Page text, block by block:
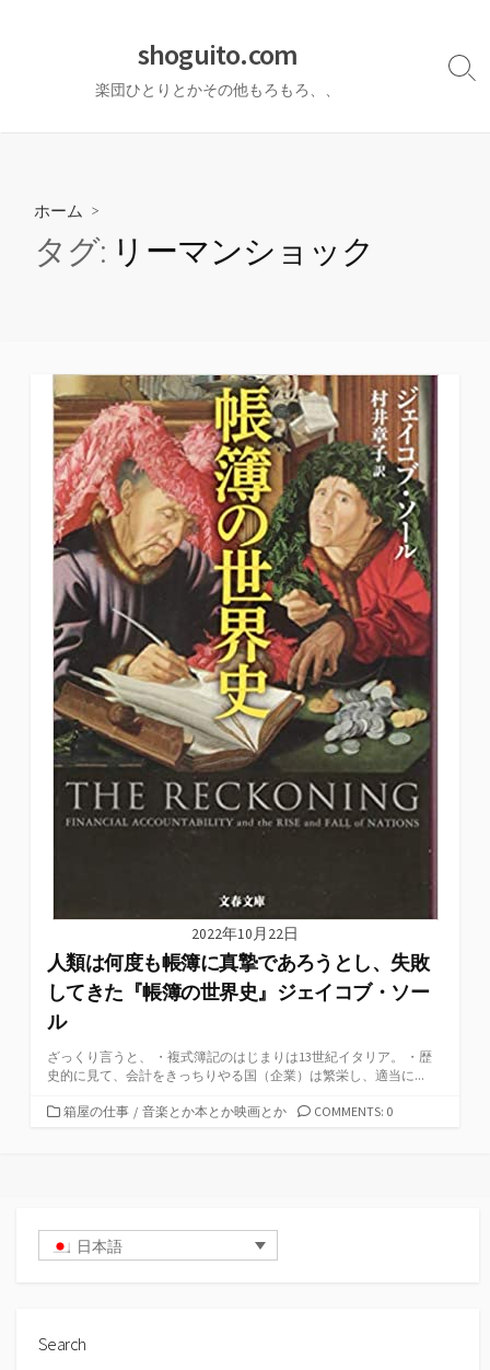
shoguito.com
楽団ひとりとかその他もろもろ、、
検
ホーム >
タグ: リーマンショック
2022年10月22日
人類は何度も帳簿に真摯であろうとし、失敗
してきた『帳簿の世界史』ジェイコブ・ソー
ル
ざっくり言うと、 ・複式簿記のはじまりは13世紀イタリア。 ・歴
史的に見て、会計をきっちりやる国（企業）は繁栄し、適当に...
カ箱屋の仕事 / 音楽とか本とか映画とか COMMENTS: 0
日本語
Search